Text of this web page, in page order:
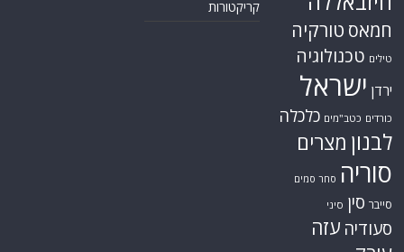
חמאס טורקיה
טילים טכנולוגיה
ירדן ישראל
כורדים כטב"מים כלכלה
לבנון מצרים
סוריה סחר סמים
סייבר סין סיני
סעודיה עזה
קריקטורות